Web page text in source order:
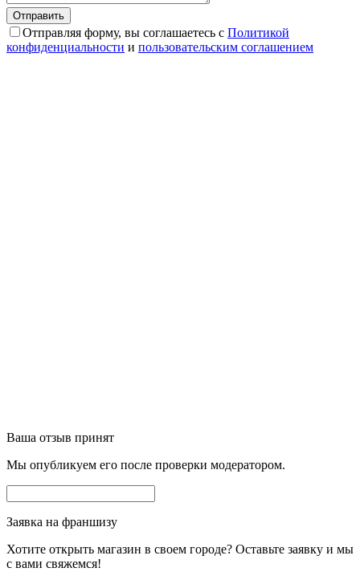
Отправляя форму, вы соглашаетесь с Политикой
конфиденциальности и пользовательским соглашением
Ваша отзыв принят
Мы опубликуем его после проверки модератором.
Заявка на франшизу
Хотите открыть магазин в своем городе? Оставьте заявку и мы
с вами свяжемся!